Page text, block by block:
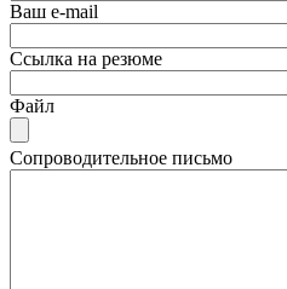
Ваш e-mail
Ссылка на резюме
Файл
Сопроводительное письмо